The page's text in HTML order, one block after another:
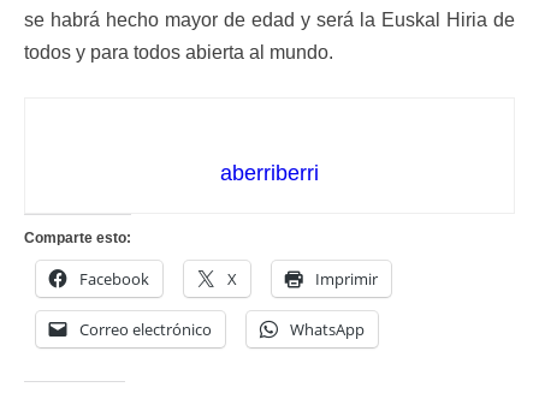
se habrá hecho mayor de edad y será la Euskal Hiria de
todos y para todos abierta al mundo.
aberriberri
Comparte esto:
Facebook X Imprimir
Correo electrónico WhatsApp